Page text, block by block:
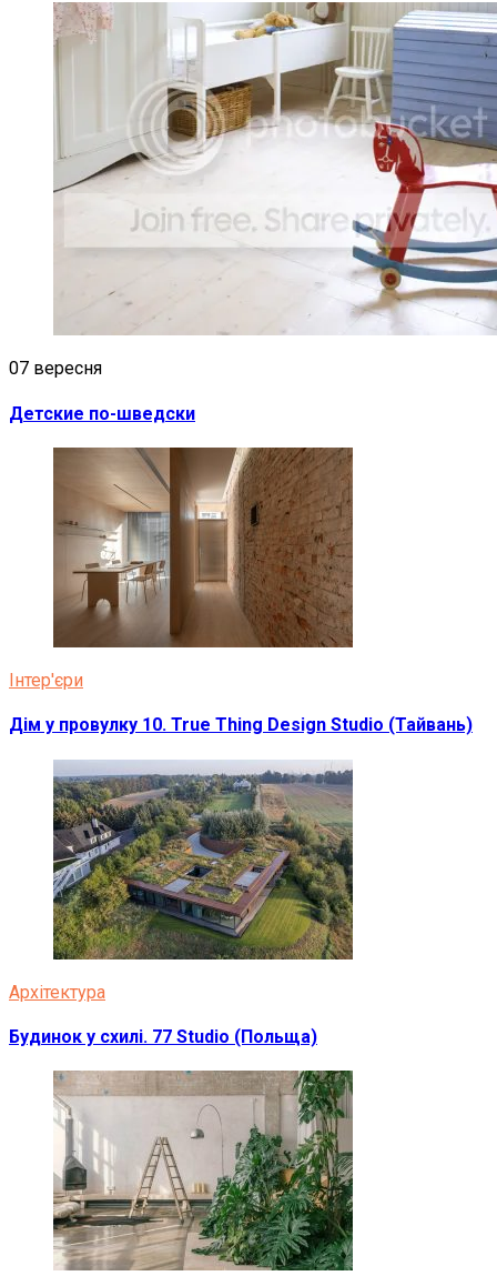
07 вересня
Детские по-шведски
Інтер'єри
Дім у провулку 10. True Thing Design Studio (Тайвань)
Архітектура
Будинок у схилі. 77 Studio (Польща)